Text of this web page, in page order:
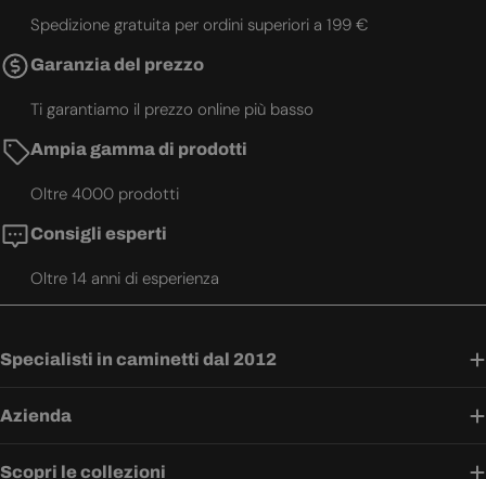
Spedizione gratuita per ordini superiori a 199 €
Garanzia del prezzo
Ti garantiamo il prezzo online più basso
Ampia gamma di prodotti
Oltre 4000 prodotti
Consigli esperti
Oltre 14 anni di esperienza
Specialisti in caminetti dal 2012
Azienda
Scopri le collezioni